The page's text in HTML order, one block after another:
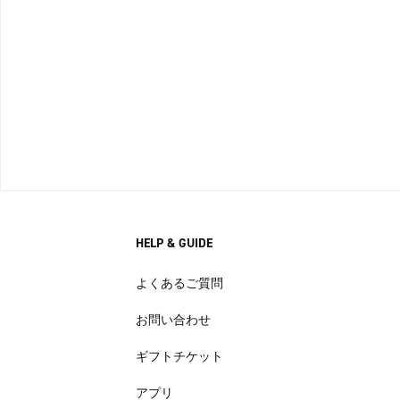
HELP & GUIDE
よくあるご質問
お問い合わせ
ギフトチケット
アプリ